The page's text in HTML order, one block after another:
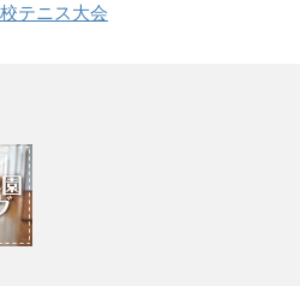
テニス大会